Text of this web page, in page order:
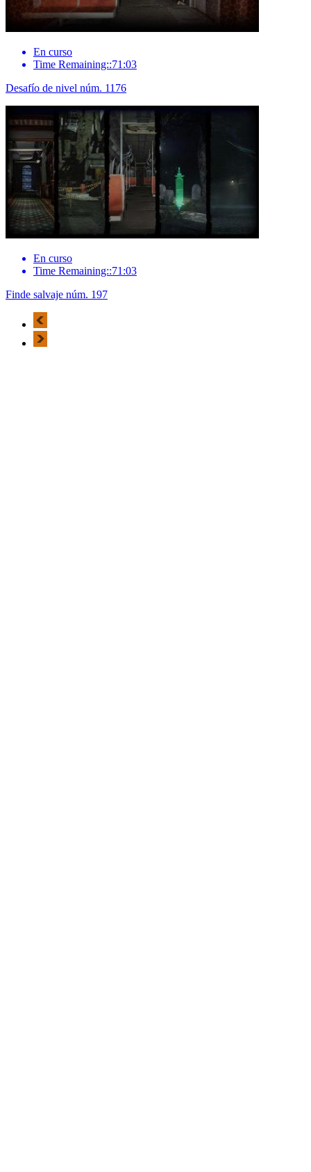
En curso
Time Remaining::71:03
Desafío de nivel núm. 1176
En curso
Time Remaining::71:03
Finde salvaje núm. 197